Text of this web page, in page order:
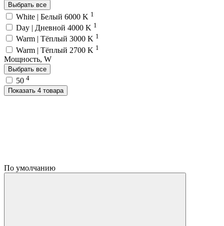
Выбрать все
White | Белый 6000 K 1
Day | Дневной 4000 K 1
Warm | Тёплый 3000 K 1
Warm | Тёплый 2700 K 1
Мощность, W
Выбрать все
50 4
Показать 4 товара
По умолчанию